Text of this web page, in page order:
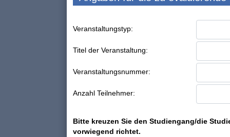
Veranstaltungstyp:
Titel der Veranstaltung:
Veranstaltungsnummer:
Anzahl Teilnehmer:
Bitte kreuzen Sie den Studiengang/die
vorwiegend richtet.